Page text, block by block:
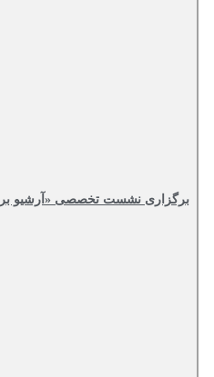
برگزاری نشست تخصصی «آرشیو